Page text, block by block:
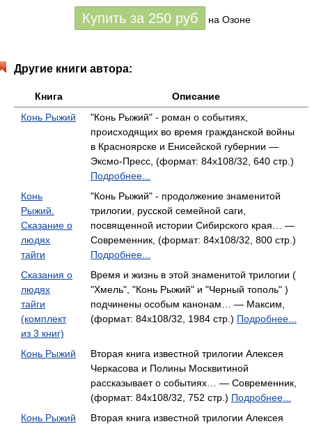
Купить за 250 руб на Озоне
Другие книги автора:
Книга
Описание
Конь Рыжий
"Конь Рыжий" - роман о событиях,
происходящих во время гражданской войны
в Красноярске и Енисейской губернии —
Эксмо-Пресс, (формат: 84x108/32, 640 стр.)
Подробнее...
Конь
Рыжий.
Сказание о
людях
тайги
"Конь Рыжий" - продолжение знаменитой
трилогии, русской семейной саги,
посвященной истории Сибирского края… —
Современник, (формат: 84x108/32, 800 стр.)
Подробнее...
Сказания о
людях
тайги
(комплект
из 3 книг)
Время и жизнь в этой знаменитой трилогии (
"Хмель", "Конь Рыжий" и "Черный тополь" )
подчинены особым канонам… — Максим,
(формат: 84x108/32, 1984 стр.) Подробнее...
Конь Рыжий
Вторая книга известной трилогии Алексея
Черкасова и Полины Москвитиной
рассказывает о событиях… — Современник,
(формат: 84x108/32, 752 стр.) Подробнее...
Конь Рыжий
Вторая книга известной трилогии Алексея